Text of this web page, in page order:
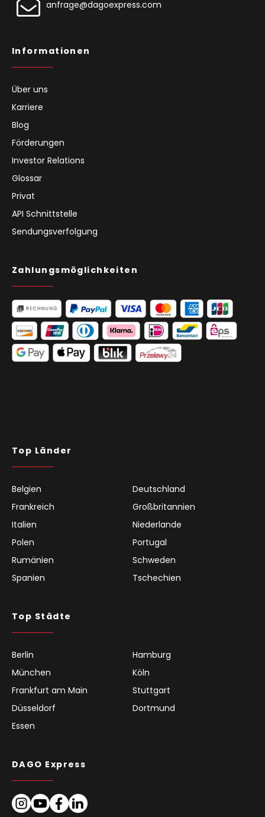
anfrage@dagoexpress.com
Informationen
Über uns
Karriere
Blog
Förderungen
Investor Relations
Glossar
Privat
API Schnittstelle
Sendungsverfolgung
Zahlungsmöglichkeiten
Top Länder
Belgien
Deutschland
Frankreich
Großbritannien
Italien
Niederlande
Polen
Portugal
Rumänien
Schweden
Spanien
Tschechien
Top Städte
Berlin
Hamburg
München
Köln
Frankfurt am Main
Stuttgart
Düsseldorf
Dortmund
Essen
DAGO Express